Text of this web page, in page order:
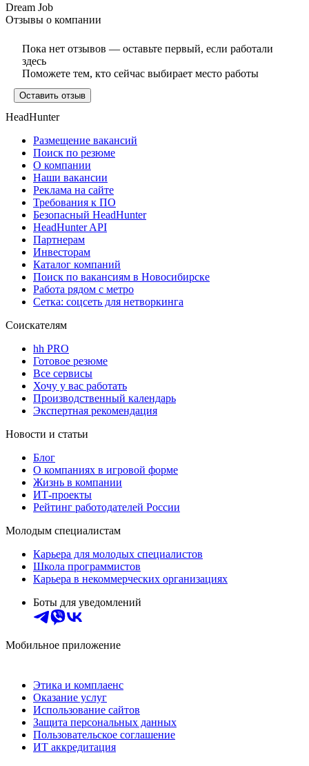
Dream Job
Отзывы о компании
Пока нет отзывов — оставьте первый, если работали
здесь
Поможете тем, кто сейчас выбирает место работы
Оставить отзыв
HeadHunter
Размещение вакансий
Поиск по резюме
О компании
Наши вакансии
Реклама на сайте
Требования к ПО
Безопасный HeadHunter
HeadHunter API
Партнерам
Инвесторам
Каталог компаний
Поиск по вакансиям в Новосибирске
Работа рядом с метро
Сетка: соцсеть для нетворкинга
Соискателям
hh PRO
Готовое резюме
Все сервисы
Хочу у вас работать
Производственный календарь
Экспертная рекомендация
Новости и статьи
Блог
О компаниях в игровой форме
Жизнь в компании
ИТ-проекты
Рейтинг работодателей России
Молодым специалистам
Карьера для молодых специалистов
Школа программистов
Карьера в некоммерческих организациях
Боты для уведомлений
Мобильное приложение
Этика и комплаенс
Оказание услуг
Использование сайтов
Защита персональных данных
Пользовательское соглашение
ИТ аккредитация